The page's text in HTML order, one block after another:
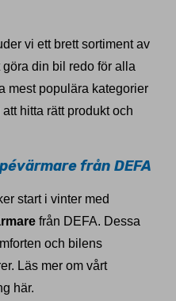
vi ett brett sortiment av
din bil redo för alla
mest populära kategorier
hitta rätt produkt och
från DEFA
start i vinter med
från DEFA. Dessa
och bilens
Läs mer om vårt
här.